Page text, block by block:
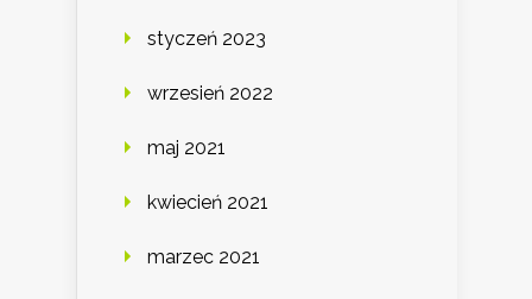
styczeń 2023
wrzesień 2022
maj 2021
kwiecień 2021
marzec 2021